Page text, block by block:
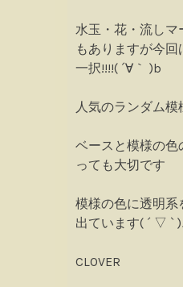
水玉・花・流しマ
もありますが今
一択!!!!( ´∀｀ )b
人気のランダム模
ベースと模様の色
っても大切です
模様の色に透明系
出ています( ´ ▽ ` )
CLOVER